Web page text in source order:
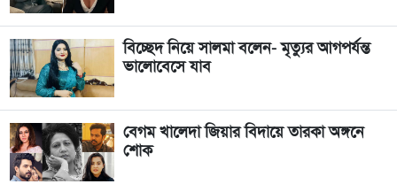
বিচ্ছেদ নিয়ে সালমা বলেন- ‍‌‌‌মৃত্যুর আগপর্যন্ত
ভালোবেসে যাব
বেগম খালেদা জিয়ার বিদায়ে তারকা অঙ্গনে
শোক